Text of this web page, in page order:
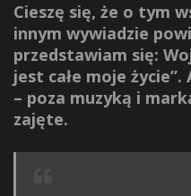
Cieszę się, że o tym
innym wywiadzie
przedstawiam się:
jest całe moje
– poza muzyką i
zajęte.